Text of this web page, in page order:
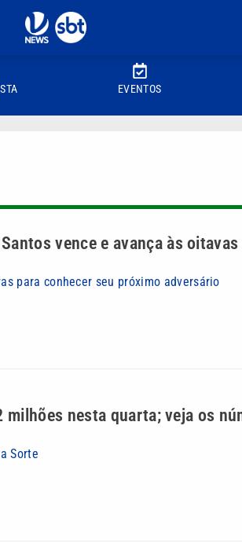
EVENTOS
vence e avança às
para conhecer seu próximo adversário
nesta quarta; veja os
Sorte